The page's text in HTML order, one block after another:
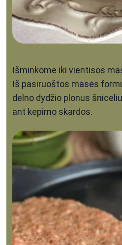
Išminkome iki vientisos
Iš pasiruoštos masės
delno dydžio plonus
ant kepimo skardos.